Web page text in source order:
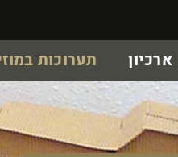
ארכיון תערוכות